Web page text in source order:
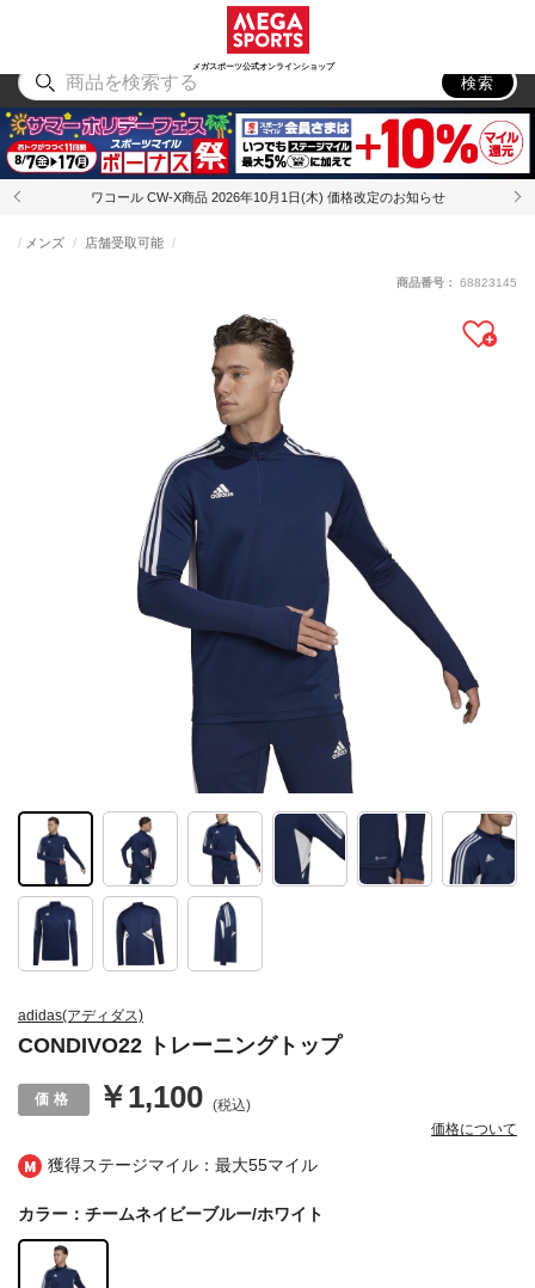
メガスポーツ公式オンラインショップ
アウトドア
検索
ワコール CW-X商品 2026年10月1日(木) 価格改定のお知らせ
獲得ステージマイル：最大55マイル
adidas(アディダス)
CONDIVO22 トレーニングトップ
メンズ 店舗受取可能
￥1,100 (税込)
価格について
商品番号： 68823145
カラー：チームネイビーブルー/ホワイト